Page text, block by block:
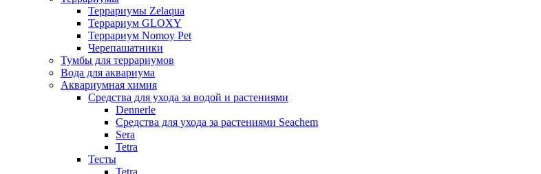
Террариумы Zelaqua
Террариум GLOXY
Террариум Nomoy Pet
Черепашатники
Тумбы для террариумов
Вода для аквариума
Аквариумная химия
Средства для ухода за водой и растениями
Dennerle
Средства для ухода за растениями Seachem
Sera
Tetra
Тесты
Tetra